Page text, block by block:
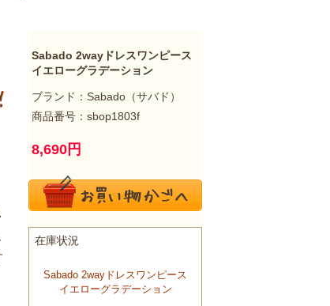
Sabado 2wayドレスワンピース
イエローグラデーション
ブランド：Sabado（サバド）
商品番号：sbop1803f
8,690円